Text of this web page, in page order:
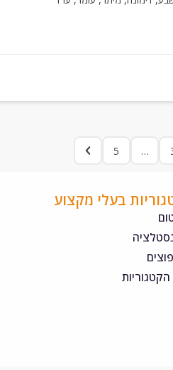
…
5
בעלי מקצוע